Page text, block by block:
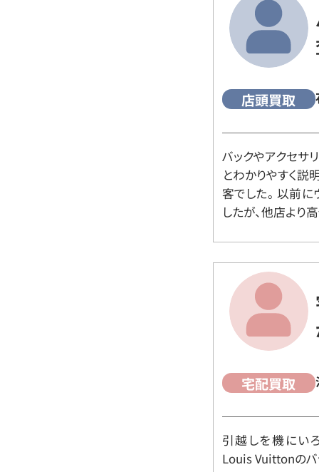
店頭買取
バックやアクセサ
とわかりやすく説
客でした。 以前
したが、他店より
宅配買取
引越しを機にい
Louis Vuittonのバ